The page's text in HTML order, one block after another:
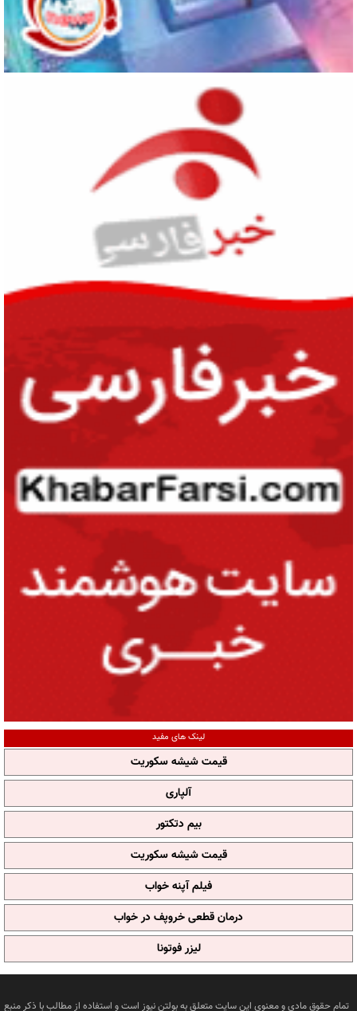
لینک های مفید
قیمت شیشه سکوریت
آلپاری
بیم دتکتور
قیمت شیشه سکوریت
فیلم آپنه خواب
درمان قطعی خروپف در خواب
لیزر فوتونا
تمام حقوق مادی و معنوی این سایت متعلق به بولتن نیوز است و استفاده از مطالب با ذکر منبع